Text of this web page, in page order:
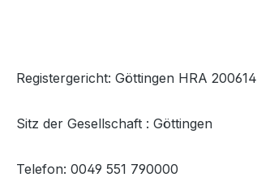
Registergericht: Göttingen HRA 200614
Sitz der Gesellschaft : Göttingen
Telefon: 0049 551 790000